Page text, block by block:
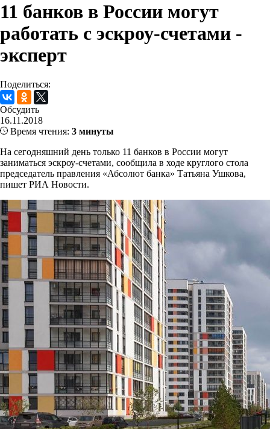
11 банков в России могут
работать с эскроу-счетами -
эксперт
Поделиться:
Обсудить
16.11.2018
Время чтения: 3 минуты
На сегодняшний день только 11 банков в России могут
заниматься эскроу-счетами, сообщила в ходе круглого стола
председатель правления «Абсолют банка» Татьяна Ушкова,
пишет РИА Новости.